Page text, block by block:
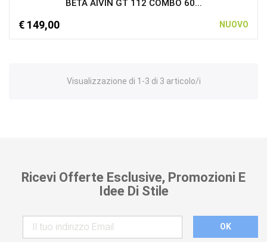
BETA AIVIN GT 112 COMBO 60...
€ 149,00 NUOVO
Visualizzazione di 1-3 di 3 articolo/i
Ricevi Offerte Esclusive, Promozioni E
Idee Di Stile